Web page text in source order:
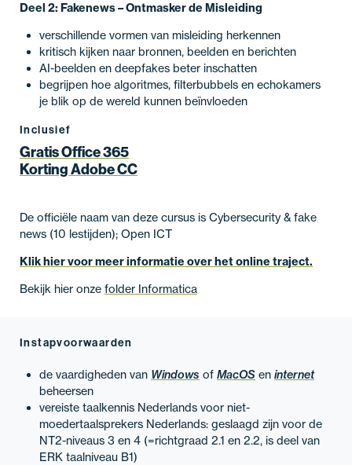
Deel 2: Fakenews – Ontmasker de Misleiding
verschillende vormen van misleiding herkennen
kritisch kijken naar bronnen, beelden en berichten
AI-beelden en deepfakes beter inschatten
begrijpen hoe algoritmes, filterbubbels en echokamers
je blik op de wereld kunnen beïnvloeden
Inclusief
Gratis Office 365
Korting Adobe CC
De officiële naam van deze cursus is Cybersecurity & fake
news (10 lestijden); Open ICT
Klik hier voor meer informatie over het online traject.
Bekijk hier onze folder Informatica
Instapvoorwaarden
de vaardigheden van Windows ofMacOS eninternet
beheersen
vereiste taalkennis Nederlands voor niet-
moedertaalsprekers Nederlands: geslaagd zijn voor de
NT2-niveaus 3 en 4 (=richtgraad 2.1 en 2.2, is deel van
ERK taalniveau B1)